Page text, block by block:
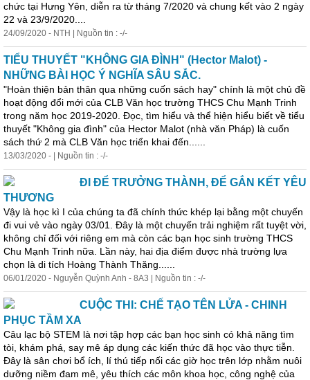
chức tại Hưng Yên, diễn ra từ tháng 7/2020 và chung kết vào 2 ngày
22 và 23/9/2020....
24/09/2020 - NTH | Nguồn tin : -/-
TIỂU THUYẾT "KHÔNG GIA ĐÌNH" (Hector Malot) -
NHỮNG BÀI HỌC Ý NGHĨA SÂU SẮC.
"Hoàn thiện bản thân qua những cuốn sách hay" chính là một chủ đề
hoạt động đổi mới của CLB Văn học trường THCS Chu Mạnh Trinh
trong năm học 2019-2020. Đọc, tìm hiểu và thể hiện hiểu biết về tiểu
thuyết "Không gia đình" của Hector Malot (nhà văn Pháp) là cuốn
sách thứ 2 mà CLB Văn học triển khai đến......
13/03/2020 - | Nguồn tin : -/-
ĐI ĐỂ TRƯỞNG THÀNH, ĐỂ GẮN KẾT YÊU
THƯƠNG
Vậy là học kì I của chúng ta đã chính thức khép lại bằng một chuyến
đi vui vẻ vào ngày 03/01. Đây là một chuyến trải nghiệm rất tuyệt vời,
không chỉ đối với riêng em mà còn các bạn học sinh trường THCS
Chu Mạnh Trinh nữa. Lần này, hai địa điểm được nhà trường lựa
chọn là di tích Hoàng Thành Thăng......
06/01/2020 - Nguyễn Quỳnh Anh - 8A3 | Nguồn tin : -/-
CUỘC THI: CHẾ TẠO TÊN LỬA - CHINH
PHỤC TẦM XA
Câu lạc bộ STEM là nơi tập hợp các bạn học sinh có khả năng tìm
tòi, khám phá, say mê áp dụng các kiến thức đã học vào thực tiễn.
Đây là sân chơi bổ ích, lí thú tiếp nối các giờ học trên lớp nhằm nuôi
dưỡng niềm đam mê, yêu thích các môn khoa học, công nghệ của